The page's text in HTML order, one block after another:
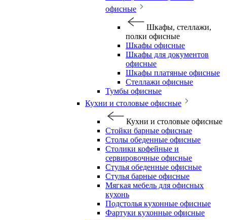
офисные
Шкафы, стеллажи,
полки офисные
Шкафы офисные
Шкафы для документов
офисные
Шкафы платяные офисные
Стеллажи офисные
Тумбы офисные
Кухни и столовые офисные
Кухни и столовые офисные
Стойки барные офисные
Столы обеденные офисные
Столики кофейные и
сервировочные офисные
Стулья обеденные офисные
Стулья барные офисные
Мягкая мебель для офисных
кухонь
Подстолья кухонные офисные
Фартуки кухонные офисные